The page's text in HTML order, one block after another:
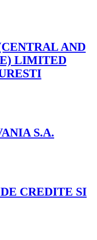
AND
LIMITED
S.A.
CREDITE SI